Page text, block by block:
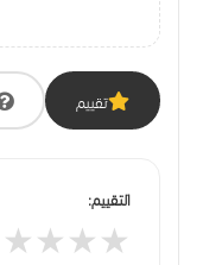
تقييم
التقييم:
★★★★